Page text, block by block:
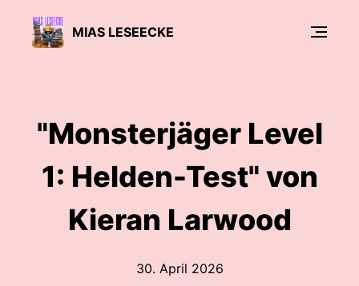
MIAS LESEECKE
"Monsterjäger Level
1: Helden-Test" von
Kieran Larwood
30. April 2026